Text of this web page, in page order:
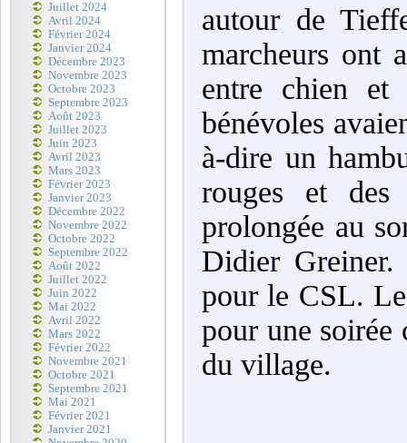
Juillet 2024
Avril 2024
Février 2024
Janvier 2024
Décembre 2023
Novembre 2023
Octobre 2023
Septembre 2023
Août 2023
Juillet 2023
Juin 2023
Avril 2023
Mars 2023
Février 2023
Janvier 2023
Décembre 2022
Novembre 2022
Octobre 2022
Septembre 2022
Août 2022
Juillet 2022
Juin 2022
Mai 2022
Avril 2022
Mars 2022
Février 2022
Novembre 2021
Octobre 2021
Septembre 2021
Mai 2021
Février 2021
Janvier 2021
autour de
marcheurs ont
entre chien
bénévoles
à-dire un
rouges et
prolongée au
Didier Greiner.
pour le CSL.
pour une soirée
du village.